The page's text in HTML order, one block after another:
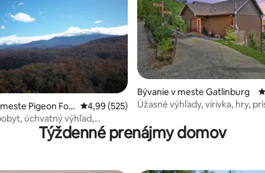
z 5, počet hodnotení: 309
Pigeon For
Priemerné ohodnotenie 4,99 z 5, počet
4,99 (525)
úchvatný výhľad,
Bývanie v meste Gatlinburg
Úžasné výhľady, vírivka, hry,
Týždenné prenájmy domov